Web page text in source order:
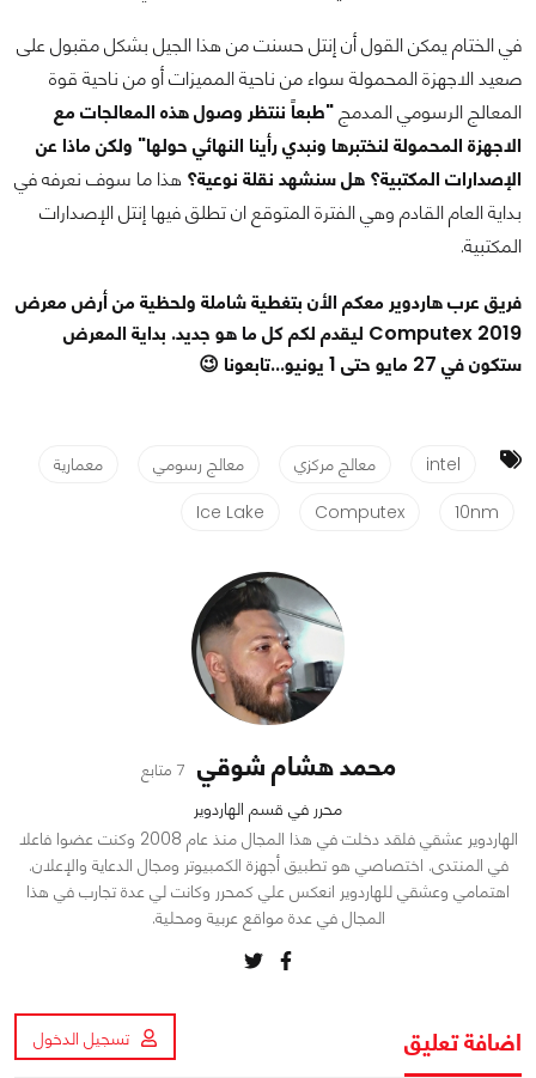
في الختام يمكن القول أن إنتل حسنت من هذا الجيل بشكل مقبول على
صعيد الاجهزة المحمولة سواء من ناحية المميزات أو من ناحية قوة
المعالج الرسومي المدمج"طبعاً ننتظر وصول هذه المعالجات مع
الاجهزة المحمولة لنختبرها ونبدي رأينا النهائي حولها" ولكن ماذا عن
الإصدارات المكتبية؟ هل سنشهد نقلة نوعية؟ هذا ما سوف نعرفه في
بداية العام القادم وهي الفترة المتوقع ان تطلق فيها إنتل الإصدارات
المكتبية.
فريق عرب هاردوير معكم الأن بتغطية شاملة ولحظية من أرض معرض
Computex 2019 ليقدم لكم كل ما هو جديد. بداية المعرض
ستكون في 27 مايو حتى 1 يونيو...تابعونا 😉
intel معالج مركزي معالج رسومي
معمارية
10nm
Computex
Ice Lake
محمد هشام شوقي 7 متابع
محرر في قسم الهاردوير
الهاردوير عشقي فلقد دخلت في هذا المجال منذ عام 2008 وكنت عضوا فاعلا
في المنتدى. اختصاصي هو تطبيق أجهزة الكمبيوتر ومجال الدعاية والإعلان.
اهتمامي وعشقي للهاردوير انعكس علي كمحرر وكانت لي عدة تجارب في هذا
المجال في عدة مواقع عربية ومحلية.
اضافة تعليق تسجيل الدخول